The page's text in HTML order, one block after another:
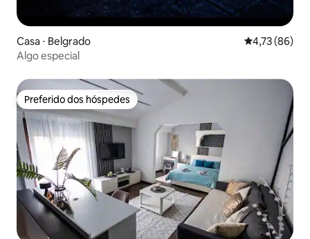
Casa ⋅ Belgrado 4,73 de uma
4,73 (86)
Algo especial
Preferido dos hóspedes
Preferido dos hóspedes